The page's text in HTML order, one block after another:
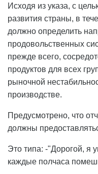
Исходя из указа, c
развития страны, в
должно определить
продовольственных
прежде всего,
продуктов для всех
рыночной
производстве.
Предусмотрено, что
должны
Это типа: -"Дорогой, я
каждые полчаса